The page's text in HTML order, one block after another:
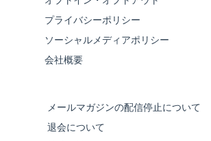
プライバシーポリシー
ソーシャルメディアポリシー
会社概要
メールマガジンの配信停止について
退会について